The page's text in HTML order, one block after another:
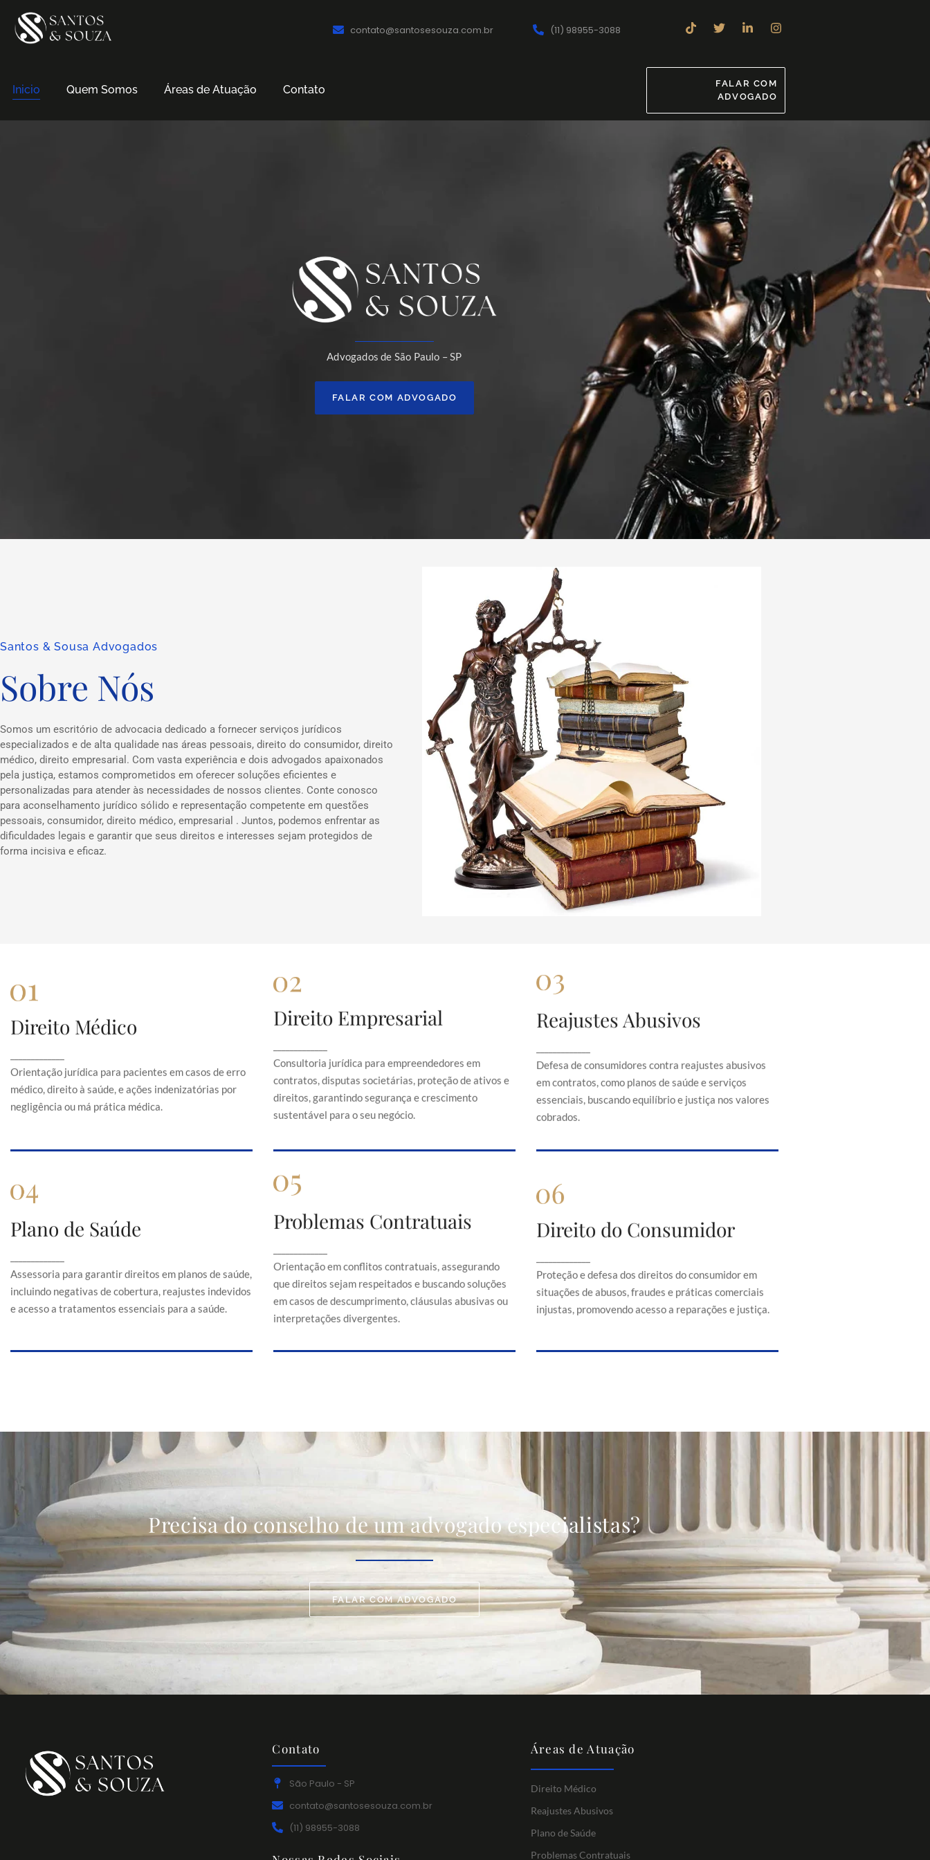
contato@santosesouza.com.br (11) 98955-3088
Inicio Quem Somos Áreas de Atuação Contato
FALAR COM
ADVOGADO
Advogados de São Paulo – SP
FALAR COM ADVOGADO
Santos & Sousa Advogados
Sobre Nós
Somos um escritório de advocacia dedicado a fornecer serviços jurídicos
especializados e de alta qualidade nas áreas pessoais, direito do consumidor, direito
médico, direito empresarial. Com vasta experiência e dois advogados apaixonados
pela justiça, estamos comprometidos em oferecer soluções eficientes e
personalizadas para atender às necessidades de nossos clientes. Conte conosco
para aconselhamento jurídico sólido e representação competente em questões
pessoais, consumidor, direito médico, empresarial . Juntos, podemos enfrentar as
dificuldades legais e garantir que seus direitos e interesses sejam protegidos de
forma incisiva e eficaz.
Direito Médico
Orientação jurídica para pacientes em casos de erro
médico, direito à saúde, e ações indenizatórias por
negligência ou má prática médica.
Direito Médico
erro médico, direito à saúde, e ações
indenizatórias por negligência ou má prática
médica.
Direito Empresarial
Consultoria jurídica para empreendedores em
contratos, disputas societárias, proteção de ativos e
direitos, garantindo segurança e crescimento
sustentável para o seu negócio.
Direito Empresarial
contratos, disputas societárias, proteção de
ativos e direitos, garantindo segurança e
crescimento sustentável para o seu negócio.
Reajustes Abusivos
Defesa de consumidores contra reajustes abusivos
em contratos, como planos de saúde e serviços
essenciais, buscando equilíbrio e justiça nos valores
cobrados.
Reajustes Abusivos
serviços essenciais, buscando equilíbrio e
justiça nos valores cobrados.
Plano de Saúde
Assessoria para garantir direitos em planos de saúde,
incluindo negativas de cobertura, reajustes indevidos
e acesso a tratamentos essenciais para a saúde.
Plano de Saúde
reajustes indevidos e acesso a tratamentos
Problemas Contratuais
Orientação em conflitos contratuais, assegurando
que direitos sejam respeitados e buscando soluções
em casos de descumprimento, cláusulas abusivas ou
interpretações divergentes.
Problemas Contratuais
assegurando que direitos sejam respeitados e
buscando soluções em casos de
descumprimento, cláusulas abusivas ou
interpretações divergentes.
Direito do Consumidor
Proteção e defesa dos direitos do consumidor em
situações de abusos, fraudes e práticas comerciais
injustas, promovendo acesso a reparações e justiça.
Direito do Consumidor
comerciais injustas, promovendo acesso a
Precisa do conselho de um advogado especialistas?
FALAR COM ADVOGADO
Contato
São Paulo - SP
contato@santosesouza.com.br
(11) 98955-3088
Áreas de Atuação
Direito Médico
Reajustes Abusivos
Plano de Saúde
Problemas Contratuais